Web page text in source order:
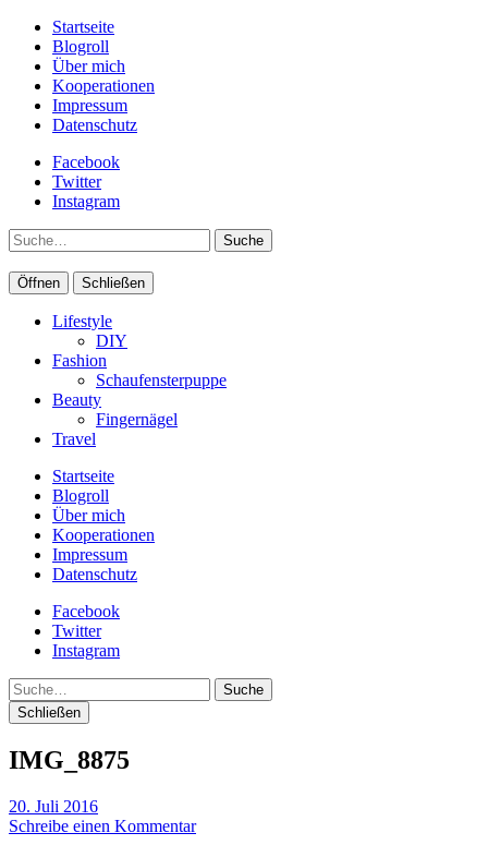
Startseite
Blogroll
Über mich
Kooperationen
Impressum
Datenschutz
Facebook
Twitter
Instagram
Suche
Öffnen Schließen
Lifestyle
DIY
Fashion
Schaufensterpuppe
Beauty
Fingernägel
Travel
Startseite
Blogroll
Über mich
Kooperationen
Impressum
Datenschutz
Facebook
Twitter
Instagram
Suche
Schließen
IMG_8875
20. Juli 2016
Schreibe einen Kommentar